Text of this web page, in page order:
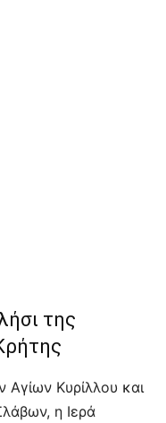
της
Αγίων Κυρίλλου και
η Ιερά